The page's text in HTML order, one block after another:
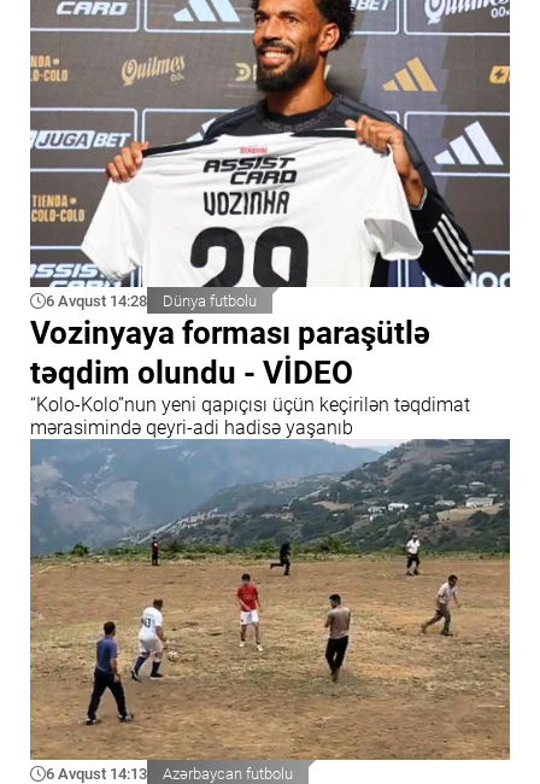
6 Avqust 14:28 Dünya futbolu
Vozinyaya forması paraşütlə
təqdim olundu - VİDEO
“Kolo-Kolo”nun yeni qapıçısı üçün keçirilən təqdimat
mərasimində qeyri-adi hadisə yaşanıb
6 Avqust 14:13 Azərbaycan futbolu